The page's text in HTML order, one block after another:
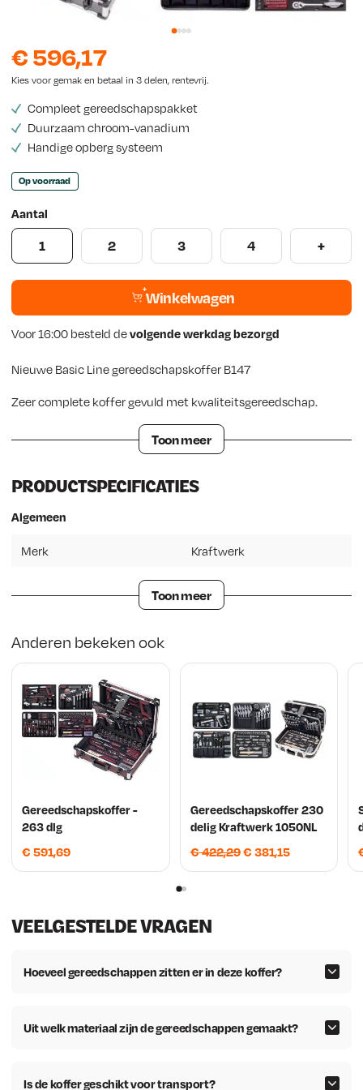
w
€596,17
Kies voor gemak en betaal in 3 delen, rentevrij.
Compleet gereedschapspakket
Duurzaam chroom-vanadium
Handige opberg systeem
Op voorraad
Aantal
1 2 3 4 +
Winkelwagen
Voor 16:00 besteld devolgende werkdag bezorgd
Nieuwe Basic Line gereedschapskoffer B147
Zeer complete koffer gevuld met kwaliteitsgereedschap.
Toon meer
PRODUCTSPECIFICATIES
Algemeen
Merk Kraftwerk
Toon meer
Anderen bekeken ook
Gereedschapskoffer -
263 dlg
€ 591,69
Gereedschapskoffer 230
delig Kraftwerk 1050NL
€422,29O
o
o
e
€ 381,15H
u
i
VEELGESTELDE VRAGEN
Hoeveel gereedschappen zitten er in deze koffer?
Uit welk materiaal zijn de gereedschappen gemaakt?
Is de koffer geschikt voor transport?